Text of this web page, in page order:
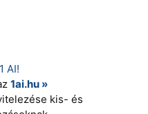
1ai.hu »
kis- és